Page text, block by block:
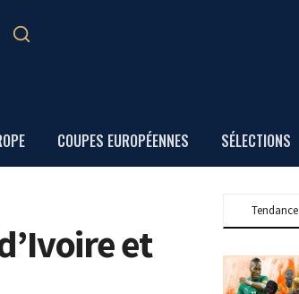
COUPES EUROPÉENNES SÉLECTIONS
et
Tendance